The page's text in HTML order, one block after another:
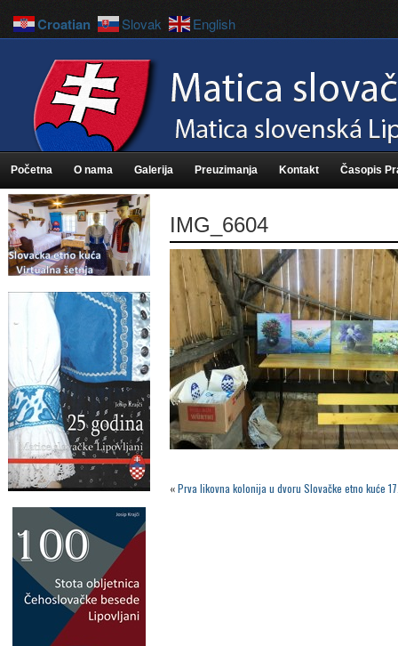
Početna O nama Galerija Preuzimanja Kontakt Časopis
IMG_6604
«Prva likovna kolonija u dvoru Slovačke etno kuće
Croatian Slovak English